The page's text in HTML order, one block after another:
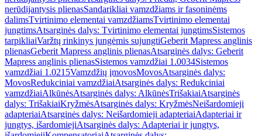
nerūdijantysis plienasSandarikliai vamzdžiams ir fasoninėms
dalimsTvirtinimo elementai vamzdžiamsTvirtinimo elementai
jungtimsAtsarginės dalys: Tvirtinimo elementai jungtimsSistemos
tarpikliaiVaržtų rinkinys jungėmis sujungtiGeberit Mapress anglinis
plienasGeberit Mapress anglinis plienasAtsarginės dalys: Geberit
Mapress anglinis plienasSistemos vamzdžiai 1.0034Sistemos
vamzdžiai 1.0215Vamzdžių įmovosMovosAtsarginės dalys:
MovosRedukciniai vamzdžiaiAtsarginės dalys: Redukciniai
vamzdžiaiAlkūnėsAtsarginės dalys: AlkūnėsTrišakiaiAtsarginės
dalys: TrišakiaiKryžmėsAtsarginės dalys: KryžmėsNeišardomieji
adapteriaiAtsarginės dalys: Neišardomieji adapteriaiAdapteriai ir
jungtys, išardomiejiAtsarginės dalys: Adapteriai ir jungtys,